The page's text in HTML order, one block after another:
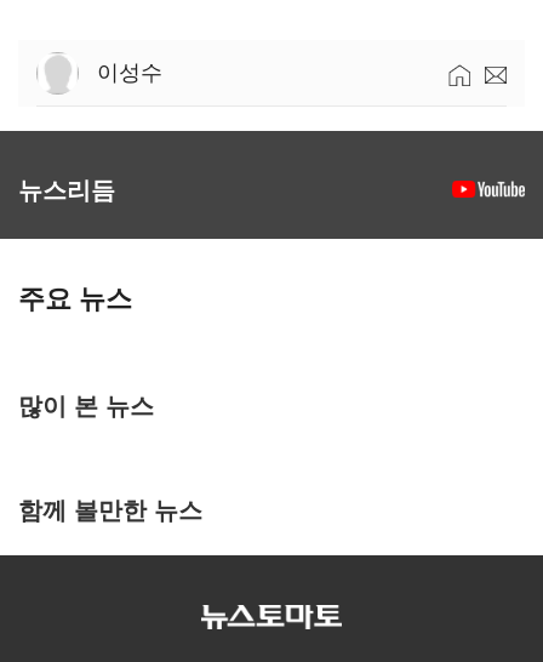
이성수
뉴스리듬
주요 뉴스
많이 본 뉴스
함께 볼만한 뉴스